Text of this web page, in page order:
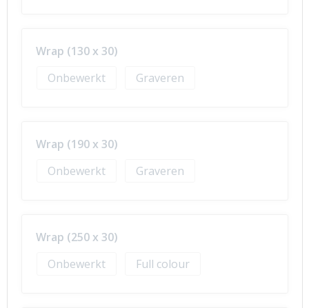
Wrap (130 x 30)
Onbewerkt
Graveren
Wrap (190 x 30)
Onbewerkt
Graveren
Wrap (250 x 30)
Onbewerkt
Full colour